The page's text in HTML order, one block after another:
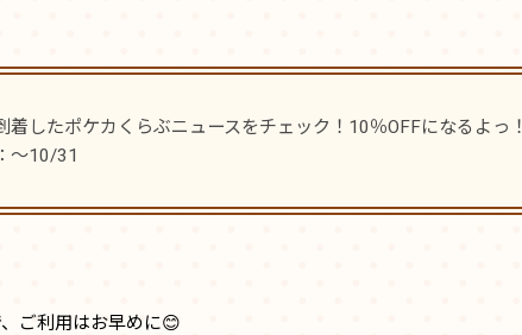
着したポケカくらぶニュースをチェック！10％OFFになるよっ！
～10/31
ご利用はお早めに😊